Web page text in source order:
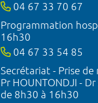
04 67 33 70 67
Programmation
16h30
04 67 33 54 85
Secrétariat - Prise de
Pr HOUNTONDJI - Dr
de 8h30 à 16h30